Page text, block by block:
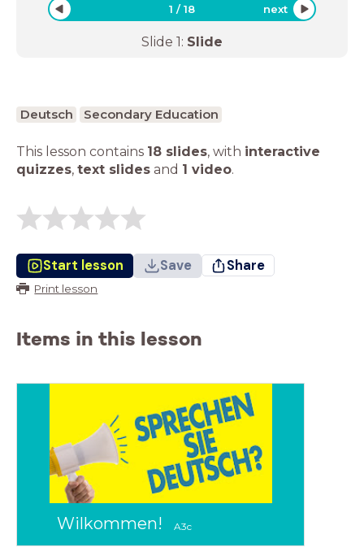
1 /18 next
Slide 1: Slide
Deutsch Secondary Education
This lesson contains 18 slides, with interactive
quizzes, text slides and 1 video.
Start lesson Save Share
Print lesson
Items in this lesson
Wilkommen!
A3c